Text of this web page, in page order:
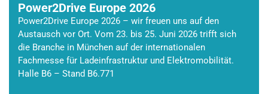
Power2Drive Europe 2026
Power2Drive Europe 2026 – wir freuen uns auf den
Austausch vor Ort. Vom 23. bis 25. Juni 2026 trifft sich
die Branche in München auf der internationalen
Fachmesse für Ladeinfrastruktur und Elektromobilität.
Halle B6 – Stand B6.771